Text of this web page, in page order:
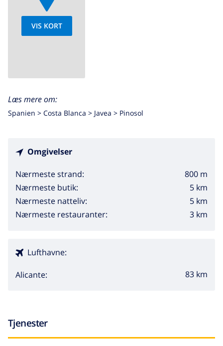
VIS KORT
Læs mere om:
Spanien > Costa Blanca > Javea > Pinosol
Omgivelser
Nærmeste strand:
800 m
Nærmeste butik:
5 km
Nærmeste natteliv:
5 km
Nærmeste restauranter:
3 km
Lufthavne:
Alicante: 83 km
Tjenester